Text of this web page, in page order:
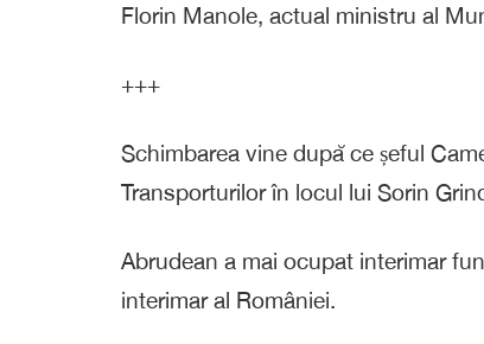
Florin Manole, actual ministru al
+++
Schimbarea vine după ce șeful
Transporturilor în locul lui Sorin
Abrudean a mai ocupat interimar
interimar al României.